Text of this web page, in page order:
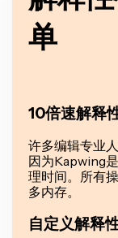
单
10倍速解释
许多编辑专业
因为Kapwing
理时间。所有
多内存。
自定义解释